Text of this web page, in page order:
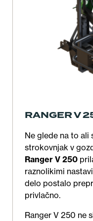
RANGER V
Ne glede na to ali
strokovnjak v
Ranger V 250
raznolikimi
delo postalo
privlačno.
Ranger V 250 ne